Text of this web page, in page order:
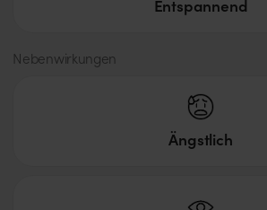
und leicht erdigen oder
Geschmack: Süß, cremig,
oder würzig, aber vor
musky – weniger fruchtig
Entspannend
Nebenwirkungen
Ängstlich